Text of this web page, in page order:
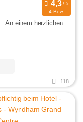
4 Bew.
An einem herzlichen
118